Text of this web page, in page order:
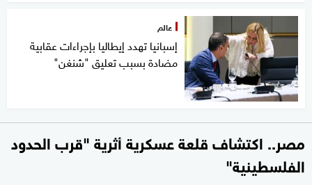
عالم
إسبانيا تهدد إيطاليا بإجراءات عقابية
مضادة بسبب تعليق "شنغن"
مصر.. اكتشاف قلعة عسكرية أثرية "قرب الحدود
الفلسطينية"